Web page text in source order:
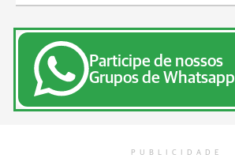
Participe de nossos
Grupos de Whatsapp
PUBLICIDADE